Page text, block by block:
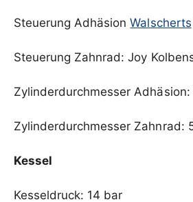
Steuerung AdhäsionWalscherts
Steuerung Zahnrad: Joy
Zylinderdurchmesser
Zylinderdurchmesser Zahnrad:
Kessel
Kesseldruck: 14 bar